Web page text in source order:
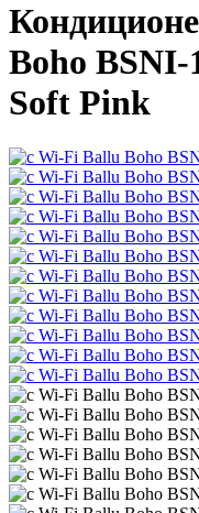
Boho
Soft Pink